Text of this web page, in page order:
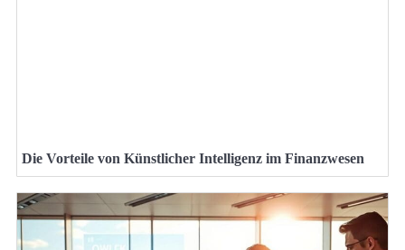
Die Vorteile von Künstlicher Intelligenz im Finanzwesen